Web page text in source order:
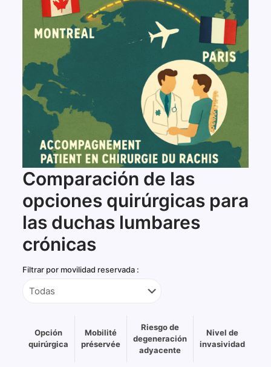
Comparación de las
opciones quirúrgicas para
las duchas lumbares
crónicas
Filtrar por movilidad reservada :
Opción
quirúrgica
Mobilité
préservée
Riesgo de
degeneración
adyacente
Nivel de
invasividad